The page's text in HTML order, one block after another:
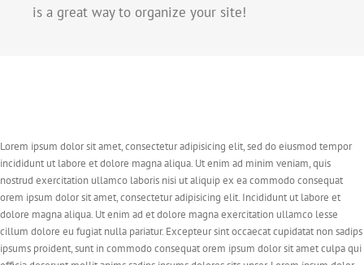
is a great way to organize your site!
Lorem ipsum dolor sit amet, consectetur adipisicing elit, sed do eiusmod tempor
incididunt ut labore et dolore magna aliqua. Ut enim ad minim veniam, quis
nostrud exercitation ullamco laboris nisi ut aliquip ex ea commodo consequat
orem ipsum dolor sit amet, consectetur adipisicing elit. Incididunt ut labore et
dolore magna aliqua. Ut enim ad et dolore magna exercitation ullamco lesse
cillum dolore eu fugiat nulla pariatur. Excepteur sint occaecat cupidatat non sadips
ipsums proident, sunt in commodo consequat orem ipsum dolor sit amet culpa qui